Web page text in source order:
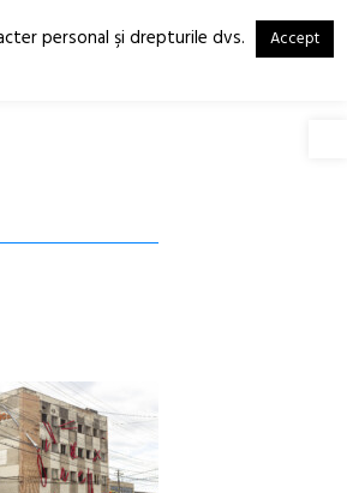
RO
EN
personal şi drepturile dvs. Accept